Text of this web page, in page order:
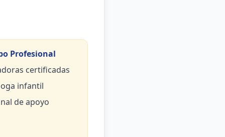
Profesional
certificadas
infantil
de apoyo